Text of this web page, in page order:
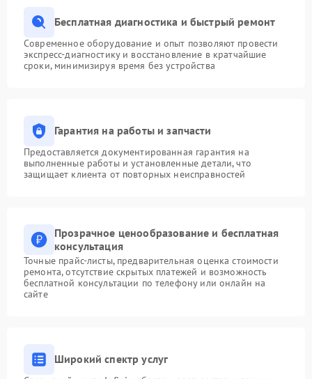
Бесплатная диагностика и быстрый ремонт
Современное оборудование и опыт позволяют провести
экспресс-диагностику и восстановление в кратчайшие
сроки, минимизируя время без устройства
Гарантия на работы и запчасти
Предоставляется документированная гарантия на
выполненные работы и установленные детали, что
защищает клиента от повторных неисправностей
Прозрачное ценообразование и бесплатная
консультация
Точные прайс-листы, предварительная оценка стоимости
ремонта, отсутствие скрытых платежей и возможность
бесплатной консультации по телефону или онлайн на
сайте
Широкий спектр услуг